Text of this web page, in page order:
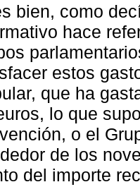
bien, como
hace
estos
que ha
lo que
o el
de los
del importe